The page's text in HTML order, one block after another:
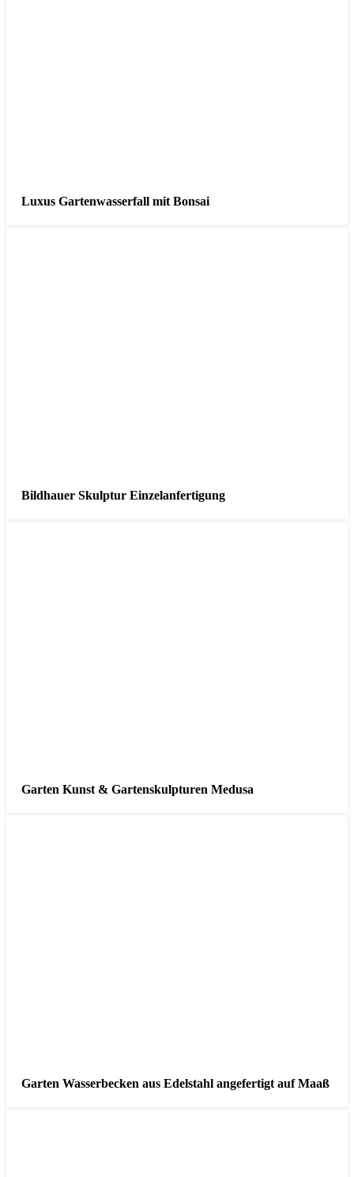
Luxus Gartenwasserfall mit Bonsai
Bildhauer Skulptur Einzelanfertigung
Garten Kunst & Gartenskulpturen Medusa
Garten Wasserbecken aus Edelstahl angefertigt auf Maaß